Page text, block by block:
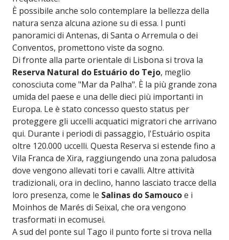
È possibile anche solo contemplare la bellezza della
natura senza alcuna azione su di essa. I punti
panoramici di Antenas, di Santa o Arremula o dei
Conventos, promettono viste da sogno.
Di fronte alla parte orientale di Lisbona si trova la
Reserva Natural do Estuário do Tejo, meglio
conosciuta come "Mar da Palha". È la più grande zona
umida del paese e una delle dieci più importanti in
Europa. Le è stato concesso questo status per
proteggere gli uccelli acquatici migratori che arrivano
qui. Durante i periodi di passaggio, l'Estuário ospita
oltre 120.000 uccelli. Questa Reserva si estende fino a
Vila Franca de Xira, raggiungendo una zona paludosa
dove vengono allevati tori e cavalli. Altre attività
tradizionali, ora in declino, hanno lasciato tracce della
loro presenza, come le Salinas do Samoucoe i
Moinhos de Marés di Seixal, che ora vengono
trasformati in ecomusei.
A sud del ponte sul Tago il punto forte si trova nella